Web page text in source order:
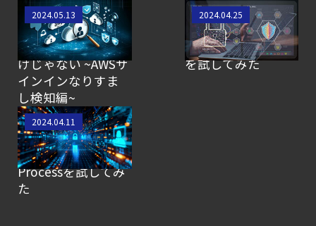
【SCSK技術者によ
るブログ】Sysdigの
脅威検知はFalcoだ
けじゃない ~AWSサ
インインなりすま
し検知編~
2024.05.13
【SCSK技術者によ
るブログ】Sysdig
SecureのRisks機能
を試してみた
2024.04.25
【SCSK技術者によ
るブログ】Sysdigの
防御機能Kill
Processを試してみ
た
2024.04.11